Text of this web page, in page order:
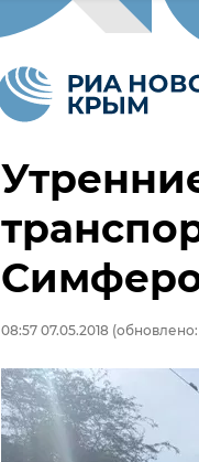
08:57 07.05.2018 (обновлено: